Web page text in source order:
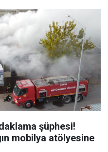
şüphesi!
mobilya atölyesine